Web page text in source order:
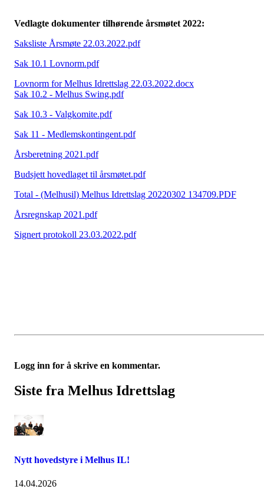
Vedlagte dokumenter tilhørende årsmøtet 2022:
Saksliste Årsmøte 22.03.2022.pdf
Sak 10.1 Lovnorm.pdf
Lovnorm for Melhus Idrettslag 22.03.2022.docx
Sak 10.2 - Melhus Swing.pdf
Sak 10.3 - Valgkomite.pdf
Sak 11 - Medlemskontingent.pdf
Årsberetning 2021.pdf
Budsjett hovedlaget til årsmøtet.pdf
Total - (Melhusil) Melhus Idrettslag 20220302 134709.PDF
Årsregnskap 2021.pdf
Signert protokoll 23.03.2022.pdf
Logg inn for å skrive en kommentar.
Siste fra Melhus Idrettslag
Nytt hovedstyre i Melhus IL!
14.04.2026